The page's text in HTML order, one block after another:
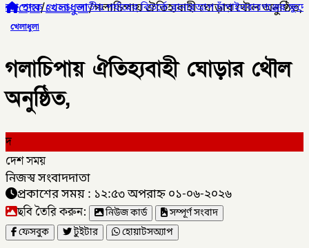
জাতীয় পর্যায়ের বিতর্কে রানারআপ চাঁপাইনবাবগঞ্জের ক্ষুদে বিতার্কিকরা,
হোম/খেলাধুলা/গলাচিপায় ঐতিহ্যবাহী ঘোড়ার থৌল অনুষ্ঠিত,
খেলাধুলা
গলাচিপায় ঐতিহ্যবাহী ঘোড়ার থৌল
অনুষ্ঠিত,
দ
দেশ সময়
নিজস্ব সংবাদদাতা
প্রকাশের সময় : ১২:৫৩ অপরাহ্ন ০১-০৬-২০২৬
ছবি তৈরি করুন: নিউজ কার্ড
সম্পূর্ণ সংবাদ
ফেসবুক
টুইটার হোয়াটসঅ্যাপ